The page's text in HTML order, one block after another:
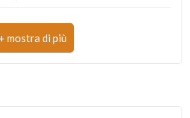
Strada Pescolla
CAP: 63821